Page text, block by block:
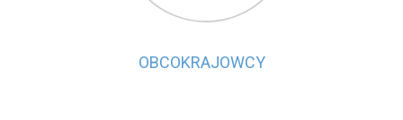
OBCOKRAJOWCY